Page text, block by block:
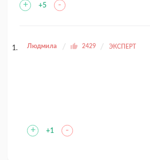
+ +5 -
Людмила 2429 ЭКСПЕРТ
+ +1 -